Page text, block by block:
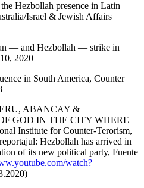
Hezbollah presence in Latin
Israel & Jewish Affairs
— and Hezbollah — strike in
2020
in South America, Counter
ABANCAY &
GOD IN THE CITY WHERE
Institute for Counter-Terorism,
Hezbollah has arrived in
of its new political party, Fuente
watch?